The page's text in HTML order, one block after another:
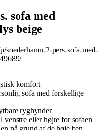
sofa med
beige
soederhamn-2-pers-sofa-med-
komfort
sofa med forskellige
ryghynder
venstre eller højre for sofaen
på grund af de høje ben